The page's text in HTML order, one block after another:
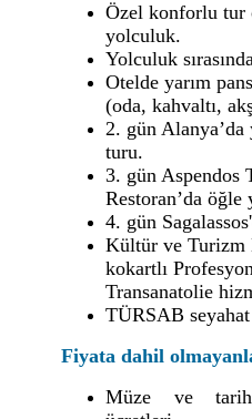
Özel konforlu tur
yolculuk.
Yolculuk
Otelde yarım
(oda, kahvaltı,
2. gün
turu.
3. gün Aspendos
Restoran’da öğle
4. gün
Kültür ve Turizm
kokartlı
Transanatolie
TÜRSAB seyahat
Fiyata dahil
Müze ve